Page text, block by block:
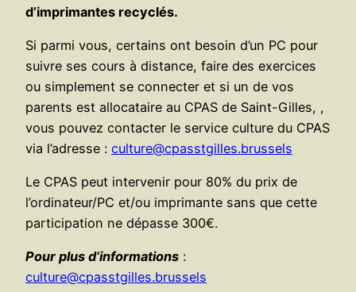
d’imprimantes recyclés.
Si parmi vous, certains ont besoin d’un PC pour
suivre ses cours à distance, faire des exercices
ou simplement se connecter et si un de vos
parents est allocataire au CPAS de Saint-Gilles, ,
vous pouvez contacter le service culture du CPAS
via l’adresse : culture@cpasstgilles.brussels
Le CPAS peut intervenir pour 80% du prix de
l’ordinateur/PC et/ou imprimante sans que cette
participation ne dépasse 300€.
Pour plus d’informations :
culture@cpasstgilles.brussels